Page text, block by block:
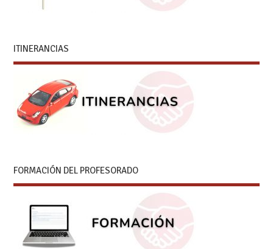
ITINERANCIAS
FORMACIÓN DEL PROFESORADO